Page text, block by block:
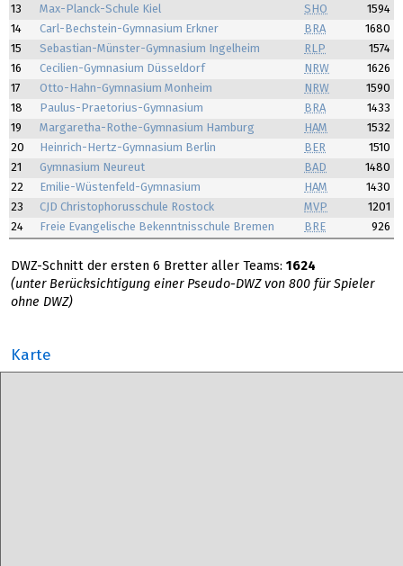
13
Max-Planck-Schule Kiel SHO
1594
14
Carl-Bechstein-Gymnasium Erkner BRA
1680
15
Sebastian-Münster-Gymnasium Ingelheim RLP
1574
16
Cecilien-Gymnasium Düsseldorf NRW
1626
17
Otto-Hahn-Gymnasium Monheim NRW
1590
18
Paulus-Praetorius-Gymnasium BRA
1433
19
Margaretha-Rothe-Gymnasium Hamburg HAM
1532
20
Heinrich-Hertz-Gymnasium Berlin BER
1510
21
Gymnasium Neureut BAD
1480
22
Emilie-Wüstenfeld-Gymnasium HAM
1430
23
CJD Christophorusschule Rostock MVP
1201
24
Freie Evangelische Bekenntnisschule Bremen BRE 926
DWZ-Schnitt der ersten 6 Bretter aller Teams: 1624
(unter Berücksichtigung einer Pseudo-DWZ von 800 für Spieler
ohne DWZ)
Karte